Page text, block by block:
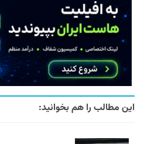
این مطالب را هم بخوانید: